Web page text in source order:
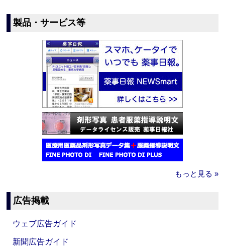
製品・サービス等
もっと見る »
広告掲載
ウェブ広告ガイド
新聞広告ガイド